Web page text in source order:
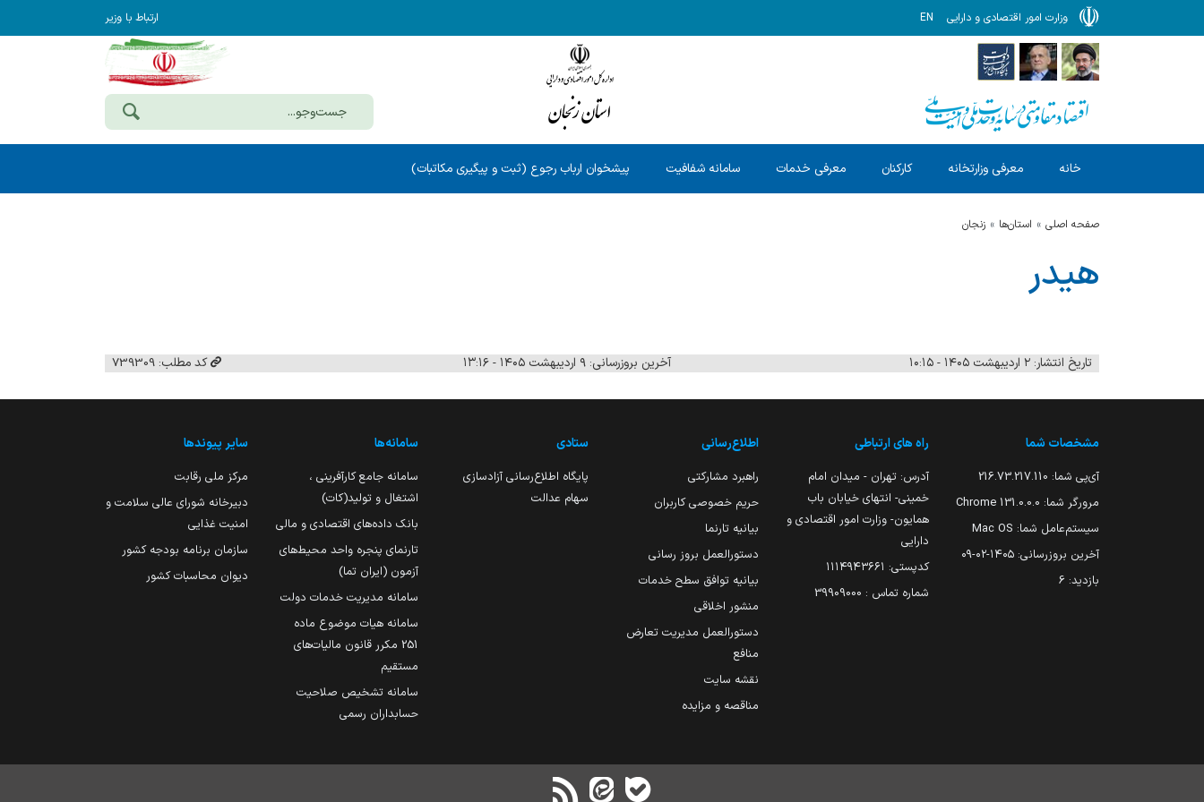
وزارت امور اقتصادی و دارایی EN ارتباط با وزیر
خانه معرفی وزارتخانه کارکنان معرفی خدمات سامانه شفافیت پیشخوان ارباب رجوع (ثبت و پیگیری مکاتبات)
صفحه اصلی استان‌ها زنجان
هیدر
تاریخ انتشار: ۲ اردیبهشت ۱۴۰۵ - ۱۰:۱۵ آخرین بروزرسانی: ۹ اردیبهشت ۱۴۰۵ - ۱۳:۱۶ کد مطلب: 739309
مشخصات شما
آی‌پی شما: 216.73.217.110
مرورگر شما: 131.0.0.0 Chrome
سیستم‌عامل شما: Mac OS
آخرین بروزرسانی: ۱۴۰۵-۰۲-۰۹
بازدید: 6
راه های ارتباطی
آدرس: تهران - میدان امام
خمینی- انتهای خیابان باب
همایون- وزارت امور اقتصادی و
دارایی
کدپستی: ۱۱۱۴۹۴۳۶۶۱
شماره تماس : 39909000
اطلاع‌رسانی
راهبرد مشارکتی
حریم خصوصی کاربران
بیانیه تارنما
دستورالعمل بروز رسانی
بیانیه توافق سطح خدمات
منشور اخلاقی
دستورالعمل مدیریت تعارض
منافع
نقشه سایت
مناقصه و مزایده
ستادی
پایگاه اطلاع‌رسانی آزادسازی
سهام عدالت
سامانه‌ها
سامانه جامع کارآفرینی ،
اشتغال و تولید(کات)
بانک داده‌های اقتصادی و مالی
تارنمای پنجره واحد محیط‌های
آزمون (ایران تما)
سامانه مدیریت خدمات دولت
سامانه هیات موضوع ماده
251 مکرر قانون مالیات‌های
مستقیم
سامانه تشخیص صلاحیت
حسابداران رسمی
سایر پیوندها
مرکز ملی رقابت
دبیرخانه شورای عالی سلامت و
امنیت غذایی
سازمان برنامه بودجه کشور
دیوان محاسبات کشور